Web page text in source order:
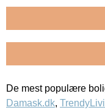
De mest populære
Damask.dk,